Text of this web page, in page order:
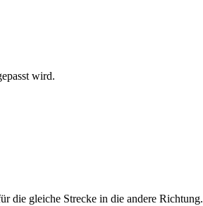
wird.
die gleiche Strecke in die andere Richtung.